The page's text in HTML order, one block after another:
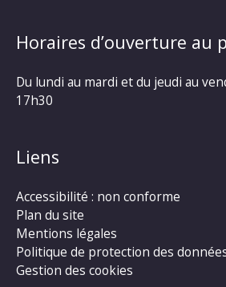
Horaires d’ouverture au
Du lundi au mardi et du jeudi au
17h30
Liens
Accessibilité : non conforme
Plan du site
Mentions légales
Politique de protection des
Gestion des cookies